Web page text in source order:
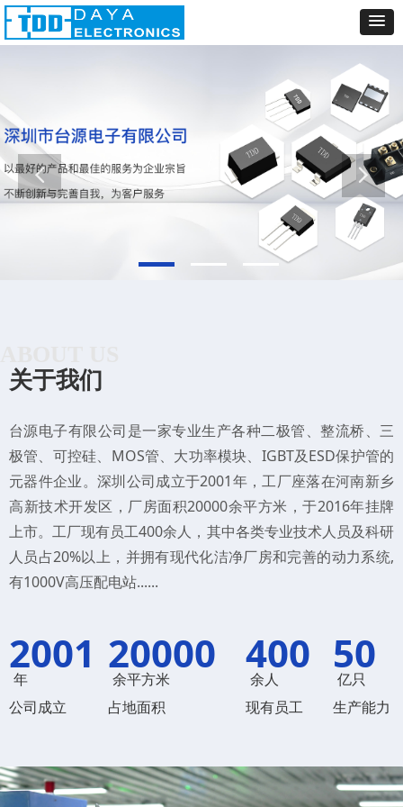
关于我们
台源电子有限公司是一家专业生产各种二极管、整流桥、三
极管、可控硅、MOS管、大功率模块、IGBT及ESD保护管的
元器件企业。深圳公司成立于2001年，工厂座落在河南新乡
高新技术开发区，厂房面积20000余平方米，于2016年挂牌
上市。工厂现有员工400余人，其中各类专业技术人员及科研
人员占20%以上，并拥有现代化洁净厂房和完善的动力系统,
有1000V高压配电站......
了解我们
2001
年
公司成立
20000
余平方米
占地面积
400
余人
现有员工
50
亿只
生产能力